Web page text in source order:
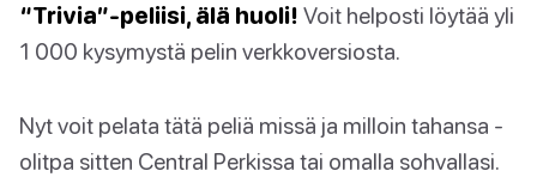
“Trivia”-peliisi, älä huoli! Voit helposti löytää yli
1 000 kysymystä pelin verkkoversiosta.
Nyt voit pelata tätä peliä missä ja milloin tahansa -
olitpa sitten Central Perkissa tai omalla sohvallasi.